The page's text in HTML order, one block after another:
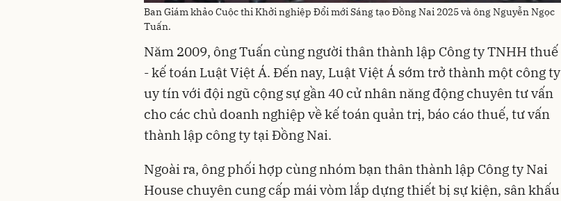
Ban Giám khảo Cuộc thi Khởi nghiệp Đổi mới Sáng tạo Đồng Nai 2025 và ông Nguyễn Ngọc
Tuấn.
Năm 2009, ông Tuấn cùng người thân thành lập Công ty TNHH thuế
- kế toán Luật Việt Á. Đến nay, Luật Việt Á sớm trở thành một công ty
uy tín với đội ngũ cộng sự gần 40 cử nhân năng động chuyên tư vấn
cho các chủ doanh nghiệp về kế toán quản trị, báo cáo thuế, tư vấn
thành lập công ty tại Đồng Nai.
Ngoài ra, ông phối hợp cùng nhóm bạn thân thành lập Công ty Nai
House chuyên cung cấp mái vòm lắp dựng thiết bị sự kiện, sân khấu